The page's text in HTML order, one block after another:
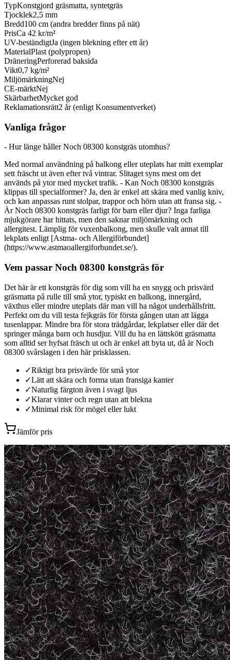
TypKonstgjord gräsmatta, syntetgräs
Tjocklek2,5 mm
Bredd100 cm (andra bredder finns på nät)
PrisCa 42 kr/m²
UV-beständigtJa (ingen blekning efter ett år)
MaterialPlast (polypropen)
DräneringPerforerad baksida
Vikt0,7 kg/m²
MiljömärkningNej
CE-märktNej
SkärbarhetMycket god
Reklamationsrätt2 år (enligt Konsumentverket)
Vanliga frågor
- Hur länge håller Noch 08300 konstgräs utomhus?
Med normal användning på balkong eller uteplats har mitt exemplar
sett fräscht ut även efter två vintrar. Slitaget syns mest om det
används på ytor med mycket trafik. - Kan Noch 08300 konstgräs
klippas till specialformer? Ja, den är enkel att skära med vanlig kniv,
och kan anpassas runt stolpar, trappor och hörn utan att fransa sig. -
Är Noch 08300 konstgräs farligt för barn eller djur? Inga farliga
mjukgörare har hittats, men den saknar miljömärkning och
allergitest. Lämplig för vuxenbalkong, men skulle valt annat till
lekplats enligt [Astma- och Allergiförbundet]
(https://www.astmaoallergiforbundet.se/).
Vem passar Noch 08300 konstgräs för
Det här är ett konstgräs för dig som vill ha en snygg och prisvärd
gräsmatta på rulle till små ytor, typiskt en balkong, innergård,
växthus eller mindre uteplats där man vill ha något underhållsfritt.
Perfekt om du vill testa fejkgräs för första gången utan att lägga
tusenlappar. Mindre bra för stora trädgårdar, lekplatser eller där det
springer många barn och husdjur. Vill du ha en lättskött gräsmatta
som alltid ser hyfsat fräsch ut och är enkel att byta ut, då är Noch
08300 svårslagen i den här prisklassen.
✓Riktigt bra prisvärde för små ytor
✓Lätt att skära och forma utan fransiga kanter
✓Naturlig färgton även i svagt ljus
✓Klarar vinter och regn utan att blekna
✓Minimal risk för mögel eller lukt
Jämför pris